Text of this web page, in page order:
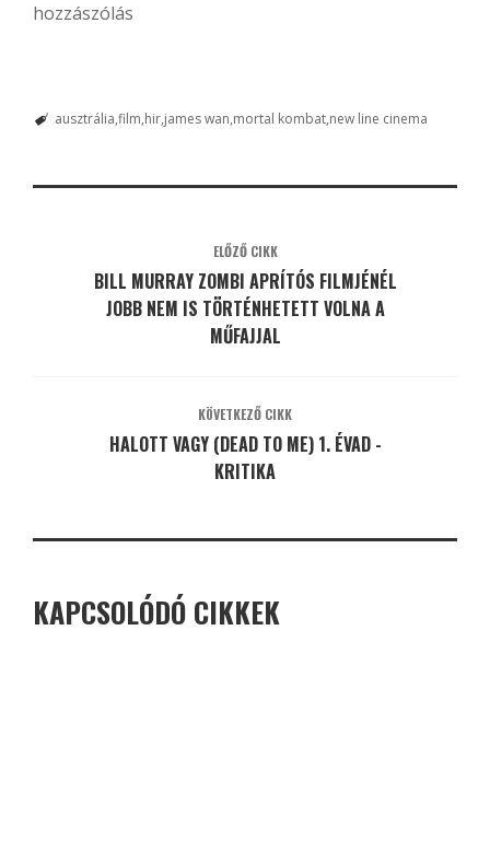
hozzászólás
ausztrália film hir james wan mortal kombat new line cinema
ELŐZŐ CIKK
BILL MURRAY ZOMBI APRÍTÓS FILMJÉNÉL
JOBB NEM IS TÖRTÉNHETETT VOLNA A
MŰFAJJAL
KÖVETKEZŐ CIKK
HALOTT VAGY (DEAD TO ME) 1. ÉVAD -
KRITIKA
KAPCSOLÓDÓ CIKKEK